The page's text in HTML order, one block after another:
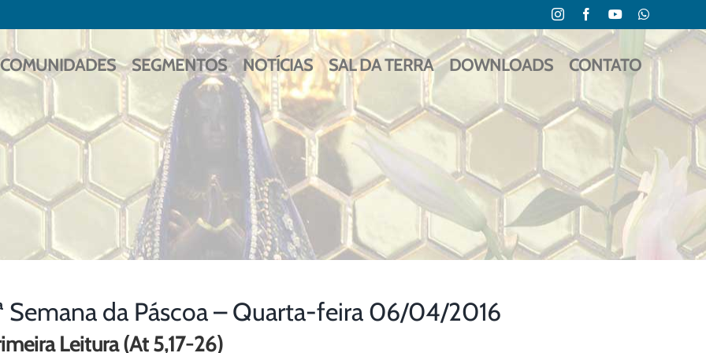
InstagramFacebookYouTubeWhatsApp
COMUNIDADES SEGMENTOS NOTÍCIAS SAL DA TERRA DOWNLOADS CONTATO
Semana da Páscoa – Quarta-feira 06/04/2016
Leitura (At 5,17-26)